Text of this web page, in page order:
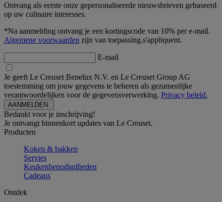
Ontvang als eerste onze gepersonaliseerde nieuwsbrieven gebaseerd
op uw culinaire interesses.
*Na aanmelding ontvang je een kortingscode van 10% per e-mail.
Algemene voorwaarden zijn van toepassing.s'appliquent.
E-mail
Je geeft Le Creuset Benelux N.V. en Le Creuset Group AG
toestemming om jouw gegevens te beheren als gezamenlijke
verantwoordelijken voor de gegevensverwerking. Privacy beleid.
Bedankt voor je inschrijving!
Je ontvangt binnenkort updates van Le Creuset.
Producten
Koken & bakken
Servies
Keukenbenodigdheden
Cadeaus
Ontdek